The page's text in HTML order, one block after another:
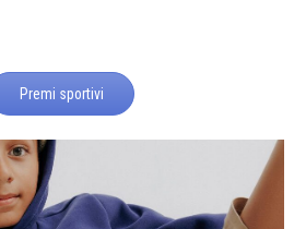
Premi sportivi